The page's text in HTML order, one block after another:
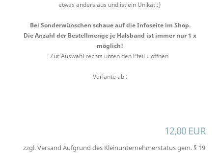
etwas anders aus und ist ein Unikat :)
Bei Sonderwünschen schaue auf die Infoseite im Shop.
Die Anzahl der Bestellmenge je Halsband ist immer nur 1 x
möglich!
Zur Auswahl rechts unten den Pfeil ↓ öffnen
Variante ab :
12,00 EUR
zzgl. Versand Aufgrund des Kleinunternehmerstatus gem. § 19